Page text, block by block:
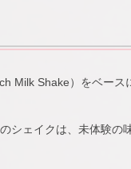
Milk Shake）をベース
シェイクは、未体験の